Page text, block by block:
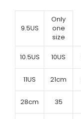
9.5US
Only
one
size
10.5US 10US
11US 21cm
28cm 35